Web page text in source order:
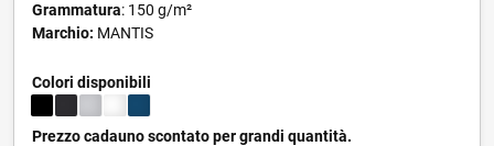
Grammatura: 150 g/m²
Marchio: MANTIS
Colori disponibili
Prezzo cadauno scontato per grandi quantità.